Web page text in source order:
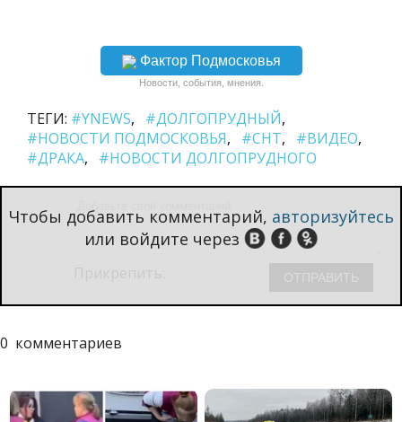
Фактор Подмосковья
Новости, события, мнения.
ТЕГИ: #YNEWS
#ДОЛГОПРУДНЫЙ
#НОВОСТИ ПОДМОСКОВЬЯ
#СНТ
#ВИДЕО
#ДРАКА
#НОВОСТИ ДОЛГОПРУДНОГО
Чтобы добавить комментарий, авторизуйтесь
или войдите через
0 комментариев